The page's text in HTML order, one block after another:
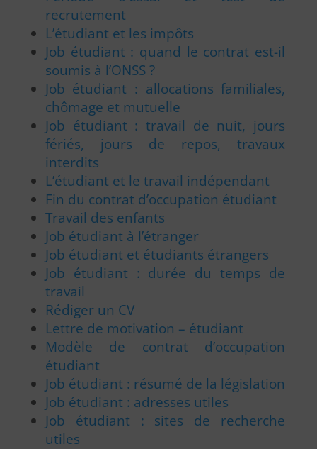
recrutement
L’étudiant et les impôts
Job étudiant : quand le contrat est-il
soumis à l’ONSS ?
Job étudiant : allocations familiales,
chômage et mutuelle
Job étudiant : travail de nuit, jours
fériés, jours de repos, travaux
interdits
L’étudiant et le travail indépendant
Fin du contrat d’occupation étudiant
Travail des enfants
Job étudiant à l’étranger
Job étudiant et étudiants étrangers
Job étudiant : durée du temps de
travail
Rédiger un CV
Lettre de motivation – étudiant
Modèle de contrat d’occupation
étudiant
Job étudiant : résumé de la législation
Job étudiant : adresses utiles
Job étudiant : sites de recherche
utiles